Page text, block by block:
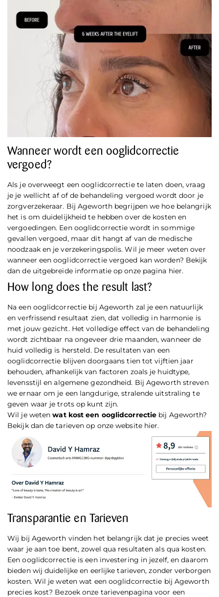
Wanneer wordt een ooglidcorrectie
vergoed?
Als je overweegt een ooglidcorrectie te laten doen, vraag
je je wellicht af of de behandeling vergoed wordt door je
zorgverzekeraar. Bij Ageworth begrijpen we hoe belangrijk
het is om duidelijkheid te hebben over de kosten en
vergoedingen. Een ooglidcorrectie wordt in sommige
gevallen vergoed, maar dit hangt af van de medische
noodzaak en je verzekeringspolis. Wil je meer weten over
wanneer een ooglidcorrectie vergoed kan worden? Bekijk
dan de uitgebreide informatie op onze pagina hier.
How long does the result last?
Na een ooglidcorrectie bij Ageworth zal je een natuurlijk
en verfrissend resultaat zien, dat volledig in harmonie is
met jouw gezicht. Het volledige effect van de behandeling
wordt zichtbaar na ongeveer drie maanden, wanneer de
huid volledig is hersteld. De resultaten van een
ooglidcorrectie blijven doorgaans tien tot vijftien jaar
behouden, afhankelijk van factoren zoals je huidtype,
levensstijl en algemene gezondheid. Bij Ageworth streven
we ernaar om je een langdurige, stralende uitstraling te
geven waar je trots op kunt zijn.
Wil je wetenwat kost een ooglidcorrectie bij Ageworth?
Bekijk dan de tarieven op onze website hier.
Transparantie en Tarieven
Wij bij Ageworth vinden het belangrijk dat je precies weet
waar je aan toe bent, zowel qua resultaten als qua kosten.
Een ooglidcorrectie is een investering in jezelf, en daarom
bieden wij duidelijke en eerlijke tarieven, zonder verborgen
kosten. Wil je weten wat een ooglidcorrectie bij Ageworth
precies kost? Bezoek onze tarievenpagina voor een